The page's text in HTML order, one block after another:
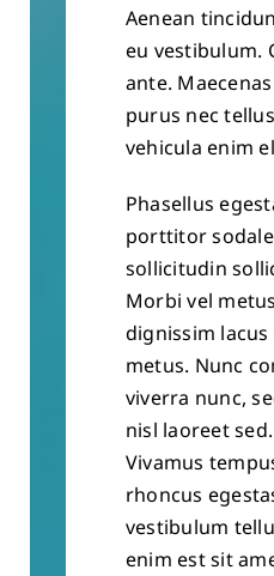
Aenean
eu vestibulum.
ante.
purus nec
vehicula enim
Phasellus
porttitor
sollicitudin
Morbi vel
dignissim
metus. Nunc
viverra nunc,
nisl laoreet
Vivamus
rhoncus
vestibulum
enim est sit